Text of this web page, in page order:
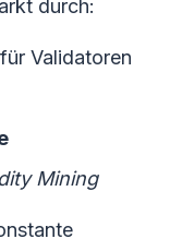
durch:
Validatoren
Mining